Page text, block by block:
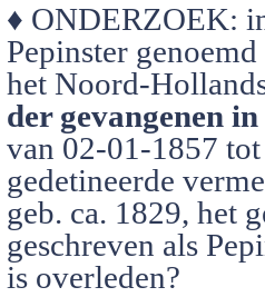
♦ ONDERZOEK:
Pepinster
het Noord-
der gevangenen
van 02-01-1857
gedetineerde
geb. ca. 1829, het
geschreven als
is overleden?